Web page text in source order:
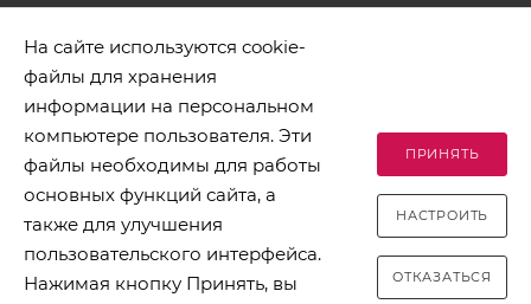
2026 © БЕЛБОГЕМИЯ (c). Оптовая торговля посудой и
хозяйственными товарами. Адрес: 220012, г. Минск, ул.
Толбухина 2а, пом. 2, телефон 8-017-378-60-00
На сайте используются cookie-
файлы для хранения
информации на персональном
компьютере пользователя. Эти
файлы необходимы для работы
основных функций сайта, а
также для улучшения
пользовательского интерфейса.
Нажимая кнопку Принять, вы
ПРИНЯТЬ
НАСТРОИТЬ
ОТКАЗАТЬСЯ